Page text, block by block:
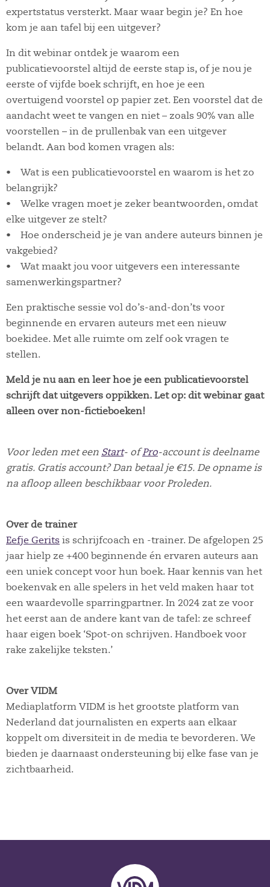
expertstatus versterkt. Maar waar begin je? En hoe
kom je aan tafel bij een uitgever?
In dit webinar ontdek je waarom een
publicatievoorstel altijd de eerste stap is, of je nou je
eerste of vijfde boek schrijft, en hoe je een
overtuigend voorstel op papier zet. Een voorstel dat de
aandacht weet te vangen en niet – zoals 90% van alle
voorstellen – in de prullenbak van een uitgever
belandt. Aan bod komen vragen als:
• Wat is een publicatievoorstel en waarom is het zo
belangrijk?
• Welke vragen moet je zeker beantwoorden, omdat
elke uitgever ze stelt?
• Hoe onderscheid je je van andere auteurs binnen je
vakgebied?
• Wat maakt jou voor uitgevers een interessante
samenwerkingspartner?
Een praktische sessie vol do’s-and-don’ts voor
beginnende en ervaren auteurs met een nieuw
boekidee. Met alle ruimte om zelf ook vragen te
stellen.
Meld je nu aan en leer hoe je een publicatievoorstel
schrijft dat uitgevers oppikken. Let op: dit webinar gaat
alleen over non-fictieboeken!
Voor leden met een Start- ofPro-account is deelname
gratis. Gratis account? Dan betaal je €15. De opname is
na afloop alleen beschikbaar voor Proleden.
Over de trainer
Eefje Gerits is schrijfcoach en -trainer. De afgelopen 25
jaar hielp ze +400 beginnende én ervaren auteurs aan
een uniek concept voor hun boek. Haar kennis van het
boekenvak en alle spelers in het veld maken haar tot
een waardevolle sparringpartner. In 2024 zat ze voor
het eerst aan de andere kant van de tafel: ze schreef
haar eigen boek ‘Spot-on schrijven. Handboek voor
rake zakelijke teksten.’
Over VIDM
Mediaplatform VIDM is het grootste platform van
Nederland dat journalisten en experts aan elkaar
koppelt om diversiteit in de media te bevorderen. We
bieden je daarnaast ondersteuning bij elke fase van je
zichtbaarheid.